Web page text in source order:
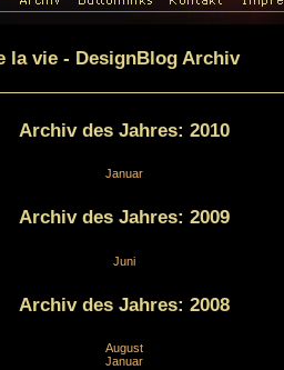
la vie - DesignBlog Archiv
Archiv des Jahres: 2010
Januar
Archiv des Jahres: 2009
Juni
Archiv des Jahres: 2008
August
Januar